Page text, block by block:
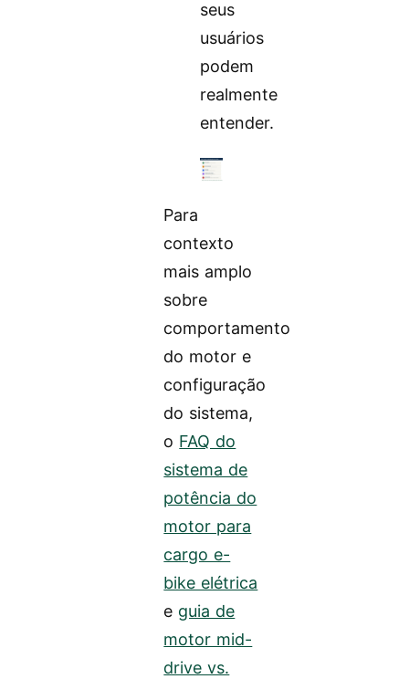
seus
usuários
podem
realmente
entender.
Para
contexto
mais amplo
sobre
comportamento
do motor e
configuração
do sistema,
o FAQ do
sistema de
potência do
motor para
cargo e-
bike elétrica
e guia de
motor mid-
drive vs.